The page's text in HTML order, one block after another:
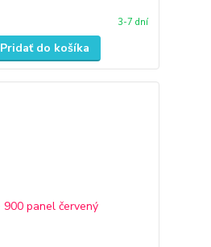
3-7 dní
Pridať do košíka